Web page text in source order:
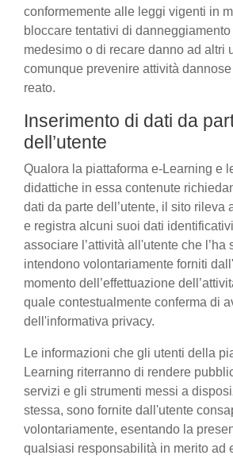
conformemente alle leggi vigenti in
bloccare tentativi di
medesimo o di recare danno ad altri
comunque prevenire attività
reato.
Inserimento di dati da
dell’utente
Qualora la piattaforma e-Learning e
didattiche in essa contenute
dati da parte dell’utente, il sito rileva
e registra alcuni suoi dati
associare l’attività all'utente che l’ha
intendono volontariamente forniti
momento dell’effettuazione
quale contestualmente conferma di
dell'informativa privacy.
Le informazioni che gli utenti della
Learning riterranno di rendere
servizi e gli strumenti messi a
stessa, sono fornite dall'utente
volontariamente, esentando la
qualsiasi responsabilità in merito ad